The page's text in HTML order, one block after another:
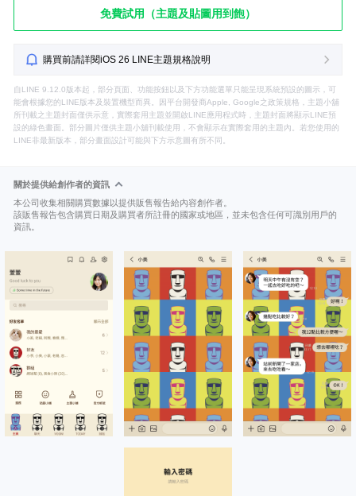
免費試用（主題及貼圖用到飽）
購買前請詳閱iOS 26 LINE主題規格說明
自LINE 9.12.0版本起，部分頁面、功能按鈕以及下方功能選單只能呈現系統預設的圖示，可
能會根據您的LINE版本及裝置機型而異。因平台開發商Apple, Google之政策規格，主題小舖
所刊載之主題封面僅供示意，實際套用主題並開啟LINE應用程式時，主題封面將顯示LINE預
設的綠色畫面。部分圖片僅供主題小舖刊載使用，不會顯示在實際套用的主題內。若您使用的
LINE非最新版本，部分畫面設計可能與下方示意圖有所不同。
關於提供給創作者的資訊
本公司收集相關購買數據以提供販售報告給內容創作者。
該販售報告包含購買日期及購買者所註冊的國家或地區，並未包含任何可識別用戶的
資訊。